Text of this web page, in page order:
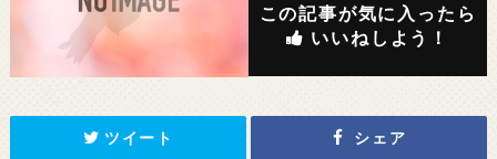
この記事が気に入ったら
いいねしよう！
ツイート シェア